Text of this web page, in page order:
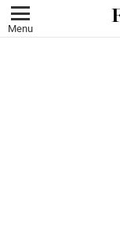
Menu